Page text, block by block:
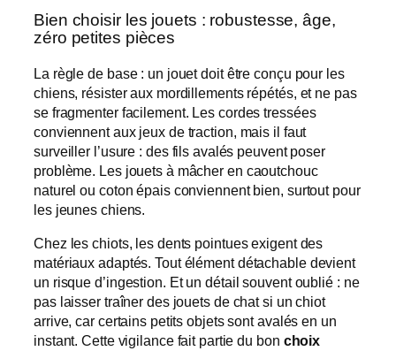
Bien choisir les jouets : robustesse, âge,
zéro petites pièces
La règle de base : un jouet doit être conçu pour les
chiens, résister aux mordillements répétés, et ne pas
se fragmenter facilement. Les cordes tressées
conviennent aux jeux de traction, mais il faut
surveiller l’usure : des fils avalés peuvent poser
problème. Les jouets à mâcher en caoutchouc
naturel ou coton épais conviennent bien, surtout pour
les jeunes chiens.
Chez les chiots, les dents pointues exigent des
matériaux adaptés. Tout élément détachable devient
un risque d’ingestion. Et un détail souvent oublié : ne
pas laisser traîner des jouets de chat si un chiot
arrive, car certains petits objets sont avalés en un
instant. Cette vigilance fait partie du bon choix